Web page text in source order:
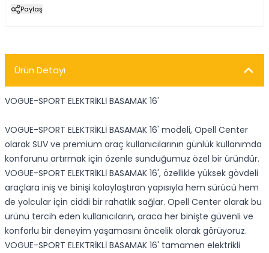
Paylaş
Ürün Detayı
VOGUE-SPORT ELEKTRİKLİ BASAMAK 16'
VOGUE-SPORT ELEKTRİKLİ BASAMAK 16' modeli, Opell Center
olarak SUV ve premium araç kullanıcılarının günlük kullanımda
konforunu artırmak için özenle sunduğumuz özel bir üründür.
VOGUE-SPORT ELEKTRİKLİ BASAMAK 16', özellikle yüksek gövdeli
araçlara iniş ve binişi kolaylaştıran yapısıyla hem sürücü hem
de yolcular için ciddi bir rahatlık sağlar. Opell Center olarak bu
ürünü tercih eden kullanıcıların, araca her binişte güvenli ve
konforlu bir deneyim yaşamasını öncelik olarak görüyoruz.
VOGUE-SPORT ELEKTRİKLİ BASAMAK 16' tamamen elektrikli